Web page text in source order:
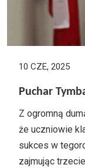
10 CZE, 2025
Puchar
Z ogromną
że uczniowie
sukces w
zajmując